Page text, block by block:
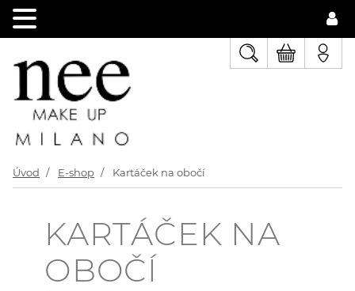
Úvod E-shop Kartáček na obočí
KARTÁČEK NA
OBOČÍ